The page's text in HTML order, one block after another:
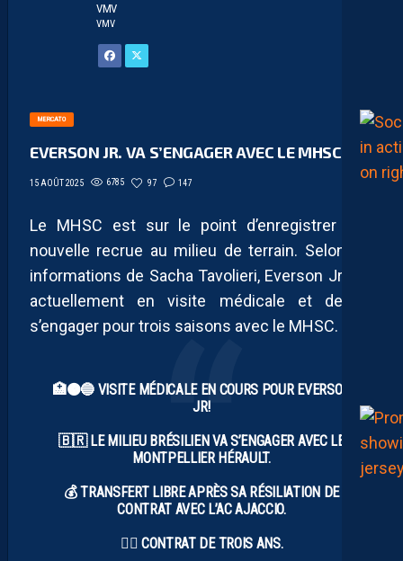
VMV
VMV
MERCATO
EVERSON JR. VA S’ENGAGER AVEC LE MHSC !
15 AOÛT 2025 6785 97 147
Le MHSC est sur le point d’enregistrer une
nouvelle recrue au milieu de terrain. Selon les
informations de Sacha Tavolieri, Everson Jr. est
actuellement en visite médicale et devrait
s’engager pour trois saisons avec le MHSC.
🏥🟠🔵 VISITE MÉDICALE EN COURS POUR EVERSON
JR!
🇧🇷 LE MILIEU BRÉSILIEN VA S’ENGAGER AVEC LE
MONTPELLIER HÉRAULT.
💰 TRANSFERT LIBRE APRÈS SA RÉSILIATION DE
CONTRAT AVEC L’AC AJACCIO.
✍🏼 CONTRAT DE TROIS ANS.